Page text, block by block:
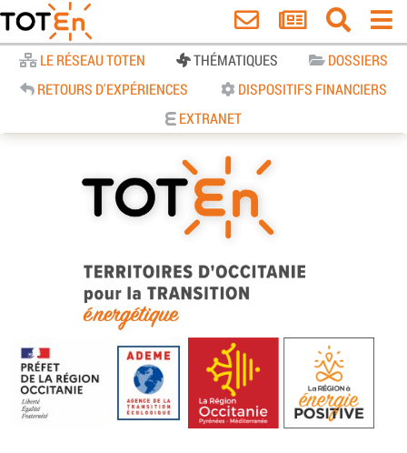
LE RÉSEAU TOTEN THÉMATIQUES
DOSSIERS
RETOURS D'EXPÉRIENCES
DISPOSITIFS FINANCIERS
EXTRANET
TOTEn Occitanie | Territoires
d’Occitanie pour la Transition
Energétique